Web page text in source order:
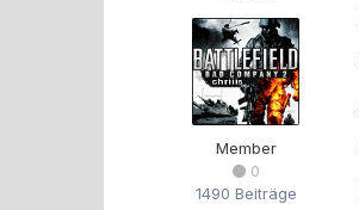
Member
0
1490 Beiträge